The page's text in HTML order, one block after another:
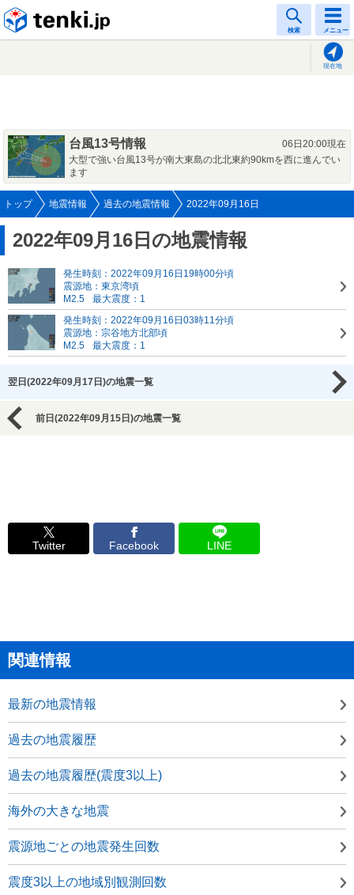
検索 メニュー
現在地
台風13号情報
06日20:00現在
大型で強い台風13号が南大東島の北北東約90kmを西に進んでい
ます
トップ 地震情報 過去の地震情報 2022年09月16日
2022年09月16日の地震情報
発生時刻：2022年09月16日19時00分頃
震源地：東京湾頃
M2.5
最大震度：1
発生時刻：2022年09月16日03時11分頃
震源地：宗谷地方北部頃
M2.5
最大震度：1
翌日(2022年09月17日)の地震一覧
前日(2022年09月15日)の地震一覧
Twitter Facebook LINE
関連情報
最新の地震情報
過去の地震履歴
過去の地震履歴(震度3以上)
海外の大きな地震
震源地ごとの地震発生回数
震度3以上の地域別観測回数